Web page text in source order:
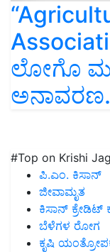
ಲೋಗೊ
#Top on Krishi
ಪಿ.ಎಂ. ಕಿಸಾನ್
ಜೀವಾಮೃತ
ಕಿಸಾನ್ ಕ್ರೇಡಿಟ್
ಬೆಳೆಗಳ ರೋಗ
ಕೃಷಿ